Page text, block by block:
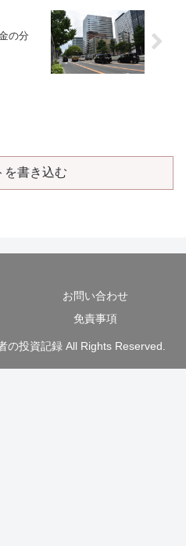
の分
を書き込む
お問い合わせ
免責事項
投資記録 All Rights Reserved.